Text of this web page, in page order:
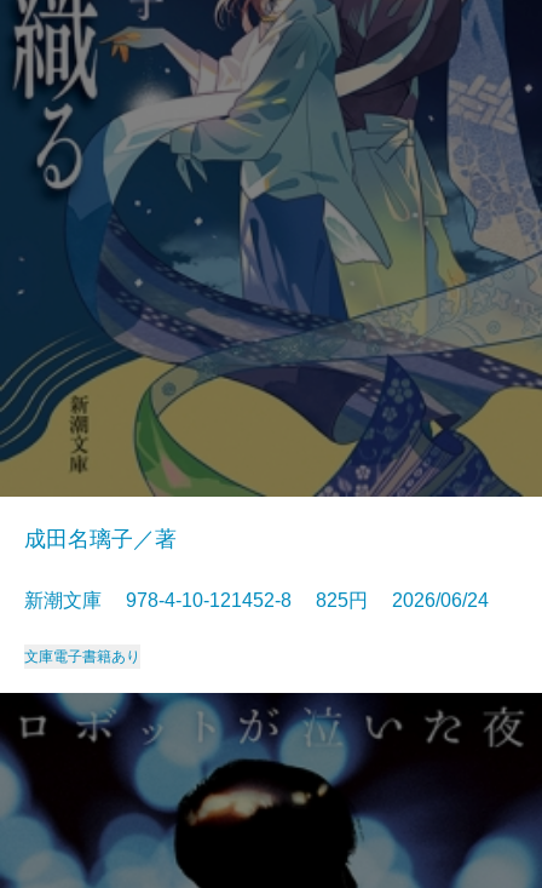
成田名璃子／著
新潮文庫 978-4-10-121452-8 825円 2026/06/24
文庫電子書籍あり